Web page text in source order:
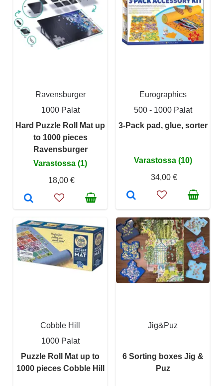
Ravensburger
1000 Palat
Hard Puzzle Roll Mat up
to 1000 pieces
Ravensburger
Varastossa (1)
18,00 €
Eurographics
500 - 1000 Palat
3-Pack pad, glue, sorter
Varastossa (10)
34,00 €
Cobble Hill
1000 Palat
Puzzle Roll Mat up to
1000 pieces Cobble Hill
Jig&Puz
6 Sorting boxes Jig &
Puz